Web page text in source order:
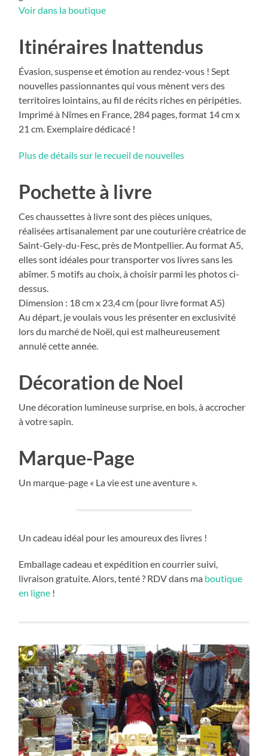
Voir dans la boutique
Itinéraires Inattendus
Évasion, suspense et émotion au rendez-vous ! Sept
nouvelles passionnantes qui vous mènent vers des
territoires lointains, au fil de récits riches en péripéties.
Imprimé à Nîmes en France, 284 pages, format 14 cm x
21 cm. Exemplaire dédicacé !
Plus de détails sur le recueil de nouvelles
Pochette à livre
Ces chaussettes à livre sont des pièces uniques,
réalisées artisanalement par une couturière créatrice de
Saint-Gely-du-Fesc, près de Montpellier. Au format A5,
elles sont idéales pour transporter vos livres sans les
abîmer. 5 motifs au choix, à choisir parmi les photos ci-
dessus.
Dimension : 18 cm x 23,4 cm (pour livre format A5)
Au départ, je voulais vous les présenter en exclusivité
lors du marché de Noël, qui est malheureusement
annulé cette année.
Décoration de Noel
Une décoration lumineuse surprise, en bois, à accrocher
à votre sapin.
Marque-Page
Un marque-page « La vie est une aventure ».
Un cadeau idéal pour les amoureux des livres !
Emballage cadeau et expédition en courrier suivi,
livraison gratuite. Alors, tenté ? RDV dans ma boutique
en ligne !